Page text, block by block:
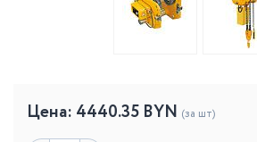
Цена: 4440.35 BYN (за шт)